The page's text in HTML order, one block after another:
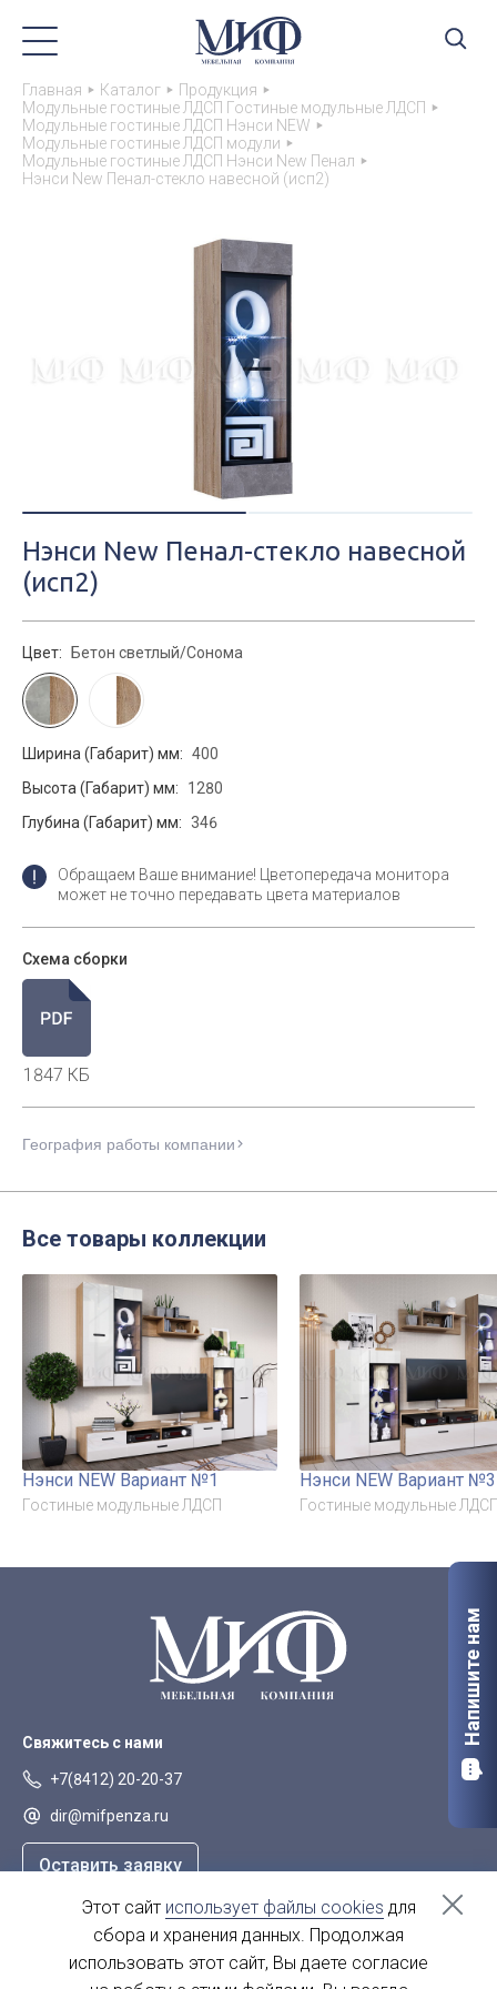
Главная Каталог
Продукция
Модульные гостиные ЛДСП Гостиные модульные ЛДСП
Модульные гостиные ЛДСП Нэнси NEW
Модульные гостиные ЛДСП модули
Модульные гостиные ЛДСП Нэнси New Пенал
Нэнси New Пенал-стекло навесной (исп2)
Нэнси New Пенал-стекло навесной
(исп2)
Цвет: Бетон светлый/Сонома
Ширина (Габарит) мм: 400
Высота (Габарит) мм:
1280
Глубина (Габарит) мм: 346
Обращаем Ваше внимание! Цветопередача монитора
может не точно передавать цвета материалов
Схема сборки
1847 КБ
География работы компании
Все товары коллекции
Нэнси NEW Вариант №1
Гостиные модульные ЛДСП
Нэнси NEW Вариант №3
Гостиные модульные
Свяжитесь с нами
+7(8412) 20-20-37
dir@mifpenza.ru
Оставить заявку
г. Пенза, ул. Аустрина, 139а
Напишите нам
Этот сайт использует файлы cookies для
сбора и хранения данных. Продолжая
использовать этот сайт, Вы даете согласие